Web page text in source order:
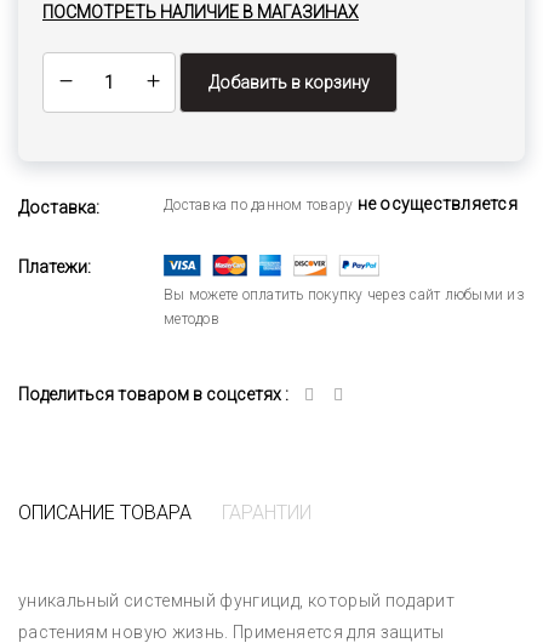
ПОСМОТРЕТЬ НАЛИЧИЕ В МАГАЗИНАХ
Добавить в корзину
Доставка: Доставка по данном товару не осуществляется
Платежи:
Вы можете оплатить покупку через сайт любыми из
методов
Поделиться товаром в соцсетях :
ОПИСАНИЕ ТОВАРА ГАРАНТИИ
уникальный системный фунгицид, который подарит
растениям новую жизнь. Применяется для защиты